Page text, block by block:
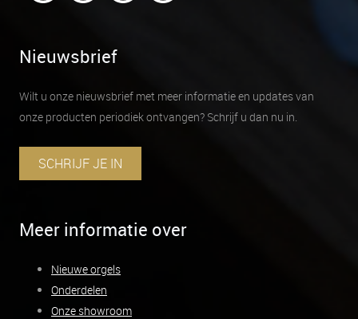
Nieuwsbrief
Wilt u onze nieuwsbrief met meer informatie en updates van
onze producten periodiek ontvangen? Schrijf u dan nu in.
SCHRIJF JE IN
Meer informatie over
Nieuwe orgels
Onderdelen
Onze showroom